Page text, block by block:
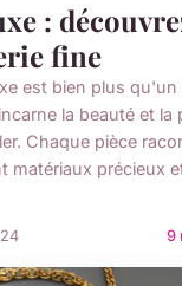
:
fine
est bien plus qu'un
la beauté et la
Chaque pièce
matériaux précieux
9